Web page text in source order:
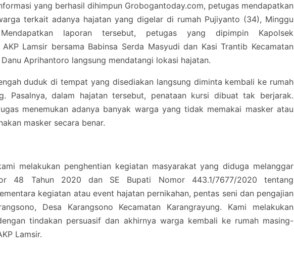
yang berhasil dihimpun Grobogantoday.com, petugas mendapatkan
terkait adanya hajatan yang digelar di rumah Pujiyanto (34), Minggu
Mendapatkan laporan tersebut, petugas yang dipimpin Kapolsek
AKP Lamsir bersama Babinsa Serda Masyudi dan Kasi Trantib Kecamatan
Aprihantoro langsung mendatangi lokasi hajatan.
duduk di tempat yang disediakan langsung diminta kembali ke rumah
Pasalnya, dalam hajatan tersebut, penataan kursi dibuat tak berjarak.
menemukan adanya banyak warga yang tidak memakai masker atau
masker secara benar.
melakukan penghentian kegiatan masyarakat yang diduga melanggar
48 Tahun 2020 dan SE Bupati Nomor 443.1/7677/2020 tentang
kegiatan atau event hajatan pernikahan, pentas seni dan pengajian
Desa Karangsono Kecamatan Karangrayung. Kami melakukan
tindakan persuasif dan akhirnya warga kembali ke rumah masing-
Lamsir.